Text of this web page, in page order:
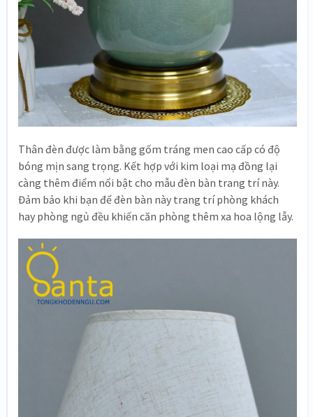
Thân đèn được làm bằng gốm tráng men cao cấp có độ
bóng mịn sang trọng. Kết hợp với kim loại mạ đồng lại
càng thêm điểm nổi bật cho mẫu đèn bàn trang trí này.
Đảm bảo khi bạn để đèn bàn này trang trí phòng khách
hay phòng ngủ đều khiến căn phòng thêm xa hoa lộng lẫy.